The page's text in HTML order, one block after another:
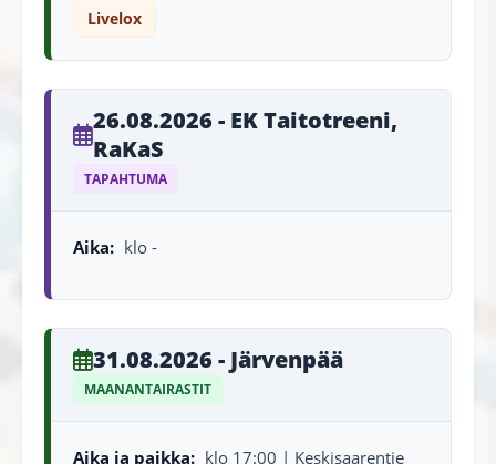
Livelox
26.08.2026 - EK Taitotreeni,
RaKaS
TAPAHTUMA
Aika: klo -
31.08.2026 - Järvenpää
MAANANTAIRASTIT
Aika ja paikka: klo 17:00 | Keskisaarentie